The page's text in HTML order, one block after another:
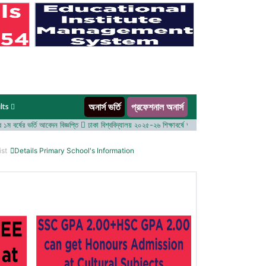
অনার্স ভর্তি প্রফেশনাল অনার্স
ভর্তি আবেদন বিজ্ঞপ্তি ঢাকা বিশ্ববিদ্যালয় ২০২৫-২৬ শিক্ষাবর্ষে আন্ডারগ্র্যাজুয়েট প্রোগ্রামে ভর্তি
Details Primary School's Information